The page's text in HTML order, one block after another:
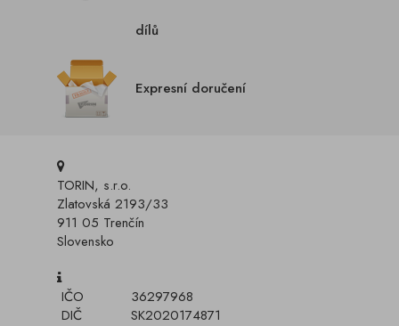
dílů
Expresní doručení
TORIN, s.r.o.
Zlatovská 2193/33
911 05 Trenčín
Slovensko
IČO
36297968
DIČ
SK2020174871